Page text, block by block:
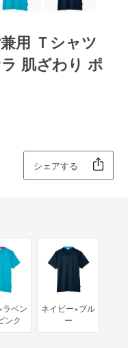
用 Ｔシャツ
肌ざわり ポ
シェアする
ラベン
ンク
ネイビー×ブル
ー